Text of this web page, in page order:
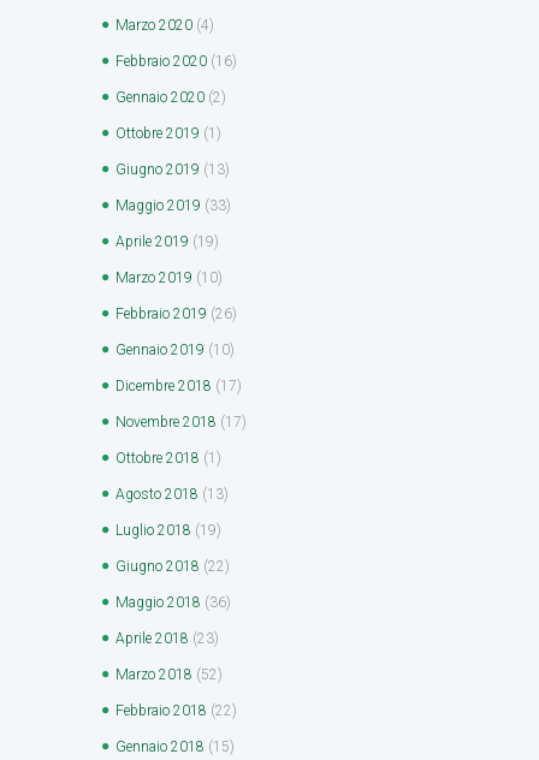
Marzo 2020 (4)
Febbraio 2020 (16)
Gennaio 2020 (2)
Ottobre 2019 (1)
Giugno 2019 (13)
Maggio 2019 (33)
Aprile 2019 (19)
Marzo 2019 (10)
Febbraio 2019 (26)
Gennaio 2019 (10)
Dicembre 2018 (17)
Novembre 2018 (17)
Ottobre 2018 (1)
Agosto 2018 (13)
Luglio 2018 (19)
Giugno 2018 (22)
Maggio 2018 (36)
Aprile 2018 (23)
Marzo 2018 (52)
Febbraio 2018 (22)
Gennaio 2018 (15)